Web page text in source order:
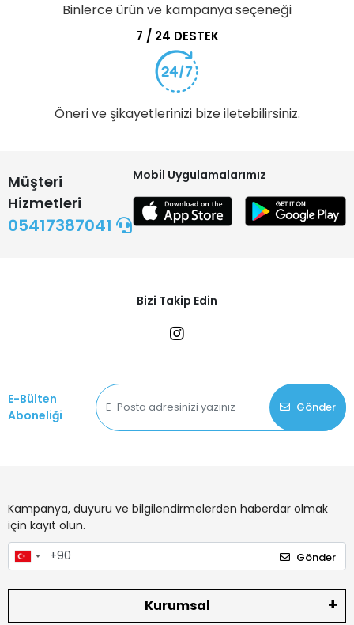
Binlerce ürün ve kampanya seçeneği
7 / 24 DESTEK
Öneri ve şikayetlerinizi bize iletebilirsiniz.
Müşteri
Hizmetleri
05417387041
Mobil Uygulamalarımız
Bizi Takip Edin
E-Bülten
Aboneliği
Gönder
Kampanya, duyuru ve bilgilendirmelerden haberdar olmak
için kayıt olun.
Gönder
Kurumsal